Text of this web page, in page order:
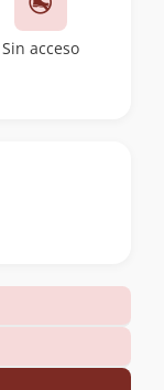
Sin acceso